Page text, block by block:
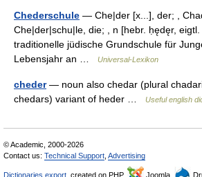
Chederschule — Che|der [x...], der; ,
Che|der|schu|le, die; , n [hebr. ḥędęr,
traditionelle jüdische Grundschule für
Lebensjahr an …
Universal-Lexikon
cheder— noun also chedar (plural
chedars) variant of heder …
Useful english
© Academic, 2000-2026
Contact us: Technical Support Advertising
Dictionaries export , created on PHP, Joomla,